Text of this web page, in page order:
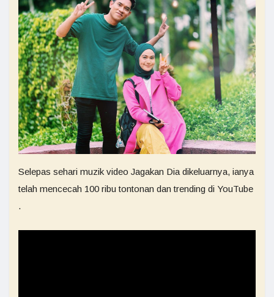
Selepas sehari muzik video Jagakan Dia dikeluarnya, ianya
telah mencecah 100 ribu tontonan dan trending di YouTube
.